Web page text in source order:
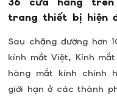
trang thiết bị hiện
Sau chặng đường hơn
kính mắt Việt, Kính
hàng mắt kính chính
giới hạn ở các thành